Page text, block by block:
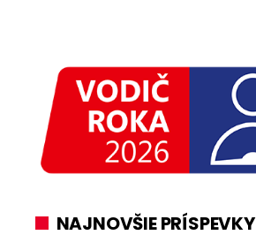
NAJNOVŠIE PRÍSPEVKY